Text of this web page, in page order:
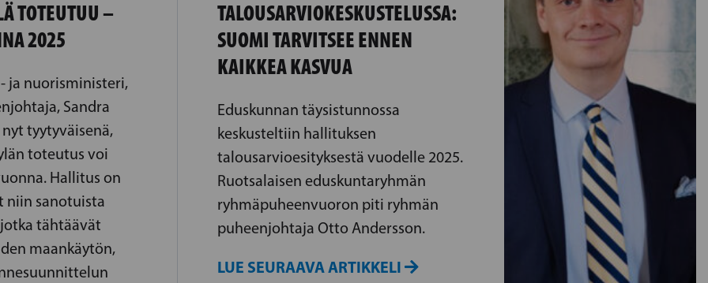
TOTEUTUU –
2025
ja nuorisministeri,
Sandra
tyytyväisenä,
toteutus voi
Hallitus on
niin sanotuista
tähtäävät
maankäytön,
TALOUSARVIOKESKUSTELUSSA:
SUOMI TARVITSEE ENNEN
KAIKKEA KASVUA
Eduskunnan täysistunnossa
keskusteltiin hallituksen
talousarvioesityksestä vuodelle 2025.
Ruotsalaisen eduskuntaryhmän
ryhmäpuheenvuoron piti ryhmän
puheenjohtaja Otto Andersson.
LUE SEURAAVA ARTIKKELI